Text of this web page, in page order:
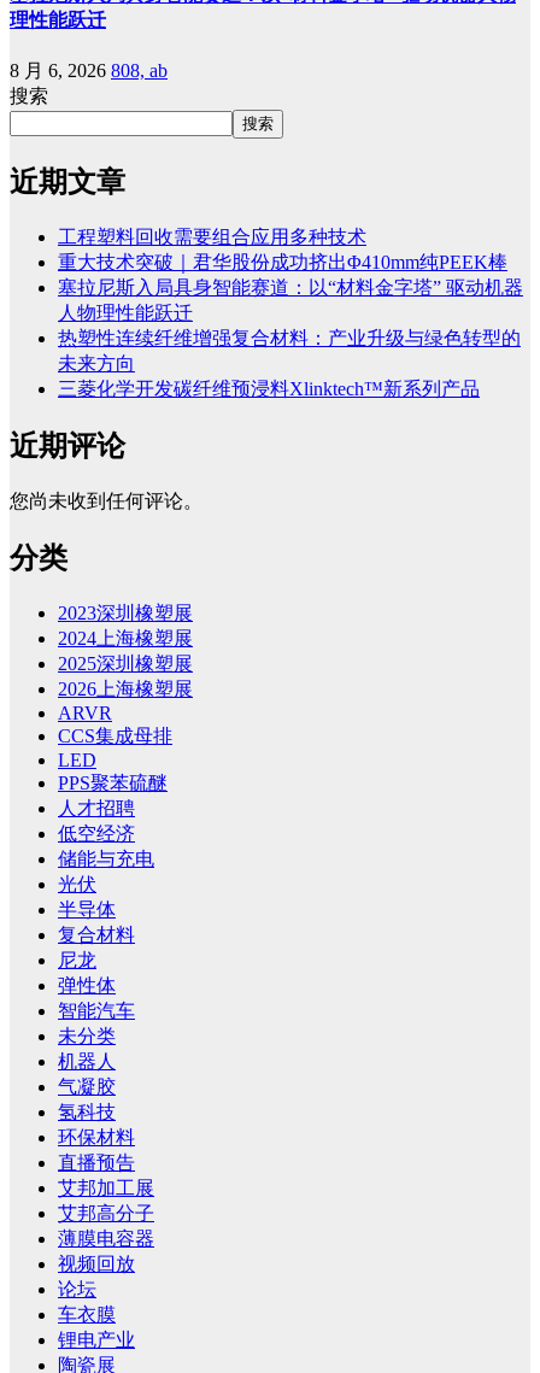
理性能跃迁
8 月 6, 2026 808, ab
搜索
搜索
近期文章
工程塑料回收需要组合应用多种技术
重大技术突破｜君华股份成功挤出Φ410mm纯PEEK棒
塞拉尼斯入局具身智能赛道：以“材料金字塔” 驱动机器
人物理性能跃迁
热塑性连续纤维增强复合材料：产业升级与绿色转型的
未来方向
三菱化学开发碳纤维预浸料Xlinktech™新系列产品
近期评论
您尚未收到任何评论。
分类
2023深圳橡塑展
2024上海橡塑展
2025深圳橡塑展
2026上海橡塑展
ARVR
CCS集成母排
LED
PPS聚苯硫醚
人才招聘
低空经济
储能与充电
光伏
半导体
复合材料
尼龙
弹性体
智能汽车
未分类
机器人
气凝胶
氢科技
环保材料
直播预告
艾邦加工展
艾邦高分子
薄膜电容器
视频回放
论坛
车衣膜
锂电产业
陶瓷展